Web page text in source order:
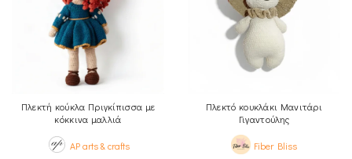
Πλεκτή κούκλα Πριγκίπισσα με
κόκκινα μαλλιά
AP arts & crafts
Πλεκτό κουκλάκι Μανιτάρι
Γιγαντούλης
Fiber Bliss